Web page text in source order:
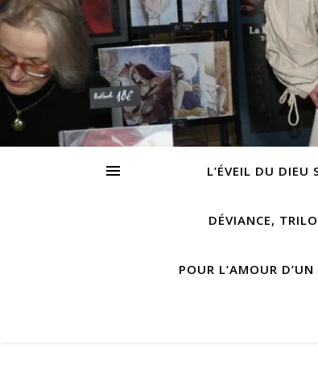
L’ÉVEIL DU DIEU
DÉVIANCE,
POUR L’AMOUR